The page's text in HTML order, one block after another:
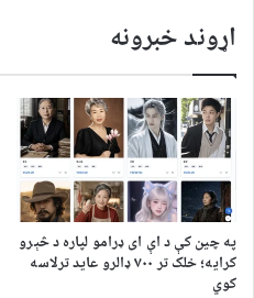
اړوند خبرونه
په چین کې د اې ای ډرامو لپاره د څېرو
کرایه؛ خلک تر ۷۰۰ ډالرو عاید ترلاسه
کوي